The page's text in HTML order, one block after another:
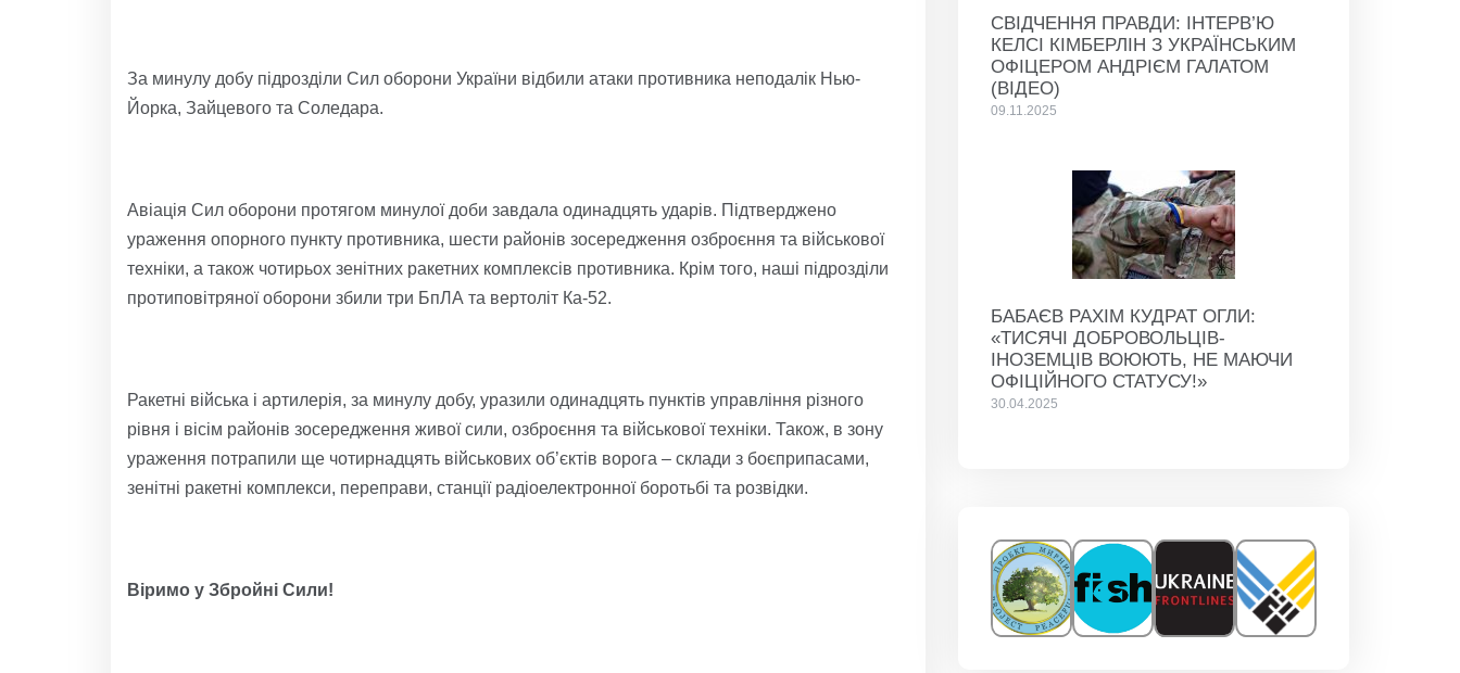
За минулу добу підрозділи Сил оборони України відбили атаки противника неподалік Нью-
Йорка, Зайцевого та Соледара.
Авіація Сил оборони протягом минулої доби завдала одинадцять ударів. Підтверджено
ураження опорного пункту противника, шести районів зосередження озброєння та військової
техніки, а також чотирьох зенітних ракетних комплексів противника. Крім того, наші підрозділи
протиповітряної оборони збили три БпЛА та вертоліт Ка-52.
Ракетні війська і артилерія, за минулу добу, уразили одинадцять пунктів управління різного
рівня і вісім районів зосередження живої сили, озброєння та військової техніки. Також, в зону
ураження потрапили ще чотирнадцять військових об’єктів ворога – склади з боєприпасами,
зенітні ракетні комплекси, переправи, станції радіоелектронної боротьбі та розвідки.
Віримо у Збройні Сили!
СВІДЧЕННЯ ПРАВДИ: ІНТЕРВ’Ю
КЕЛСІ КІМБЕРЛІН З УКРАЇНСЬКИМ
ОФІЦЕРОМ АНДРІЄМ ГАЛАТОМ
(ВІДЕО)
09.11.2025
БАБАЄВ РАХІМ КУДРАТ ОГЛИ:
«ТИСЯЧІ ДОБРОВОЛЬЦІВ-
ІНОЗЕМЦІВ ВОЮЮТЬ, НЕ МАЮЧИ
ОФІЦІЙНОГО СТАТУСУ!»
30.04.2025